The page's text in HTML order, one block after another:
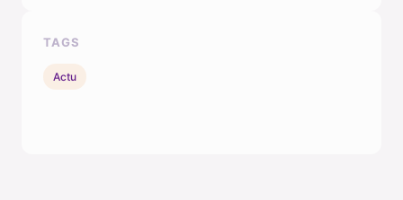
TAGS
Actu